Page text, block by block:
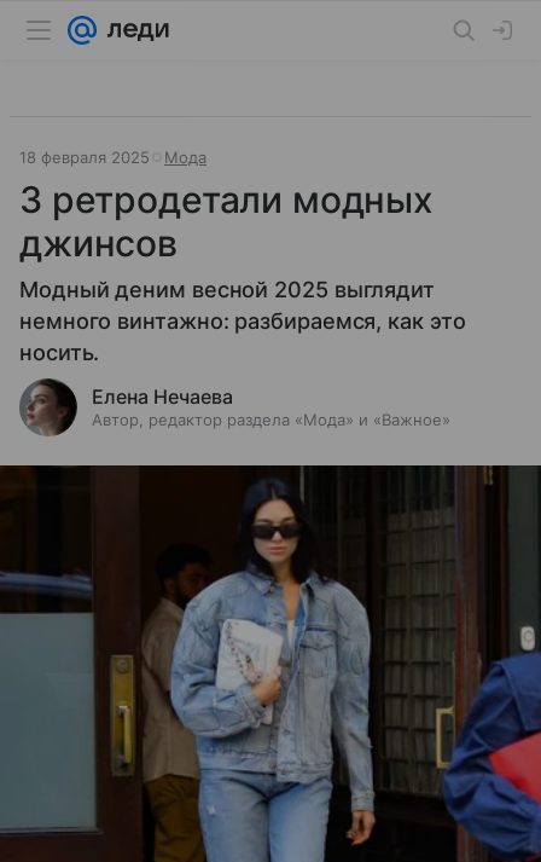
18 февраля 2025 Мода
3 ретродетали модных
джинсов
Модный деним весной 2025 выглядит
немного винтажно: разбираемся, как это
носить.
Елена Нечаева
Автор, редактор раздела «Мода» и «Важное»